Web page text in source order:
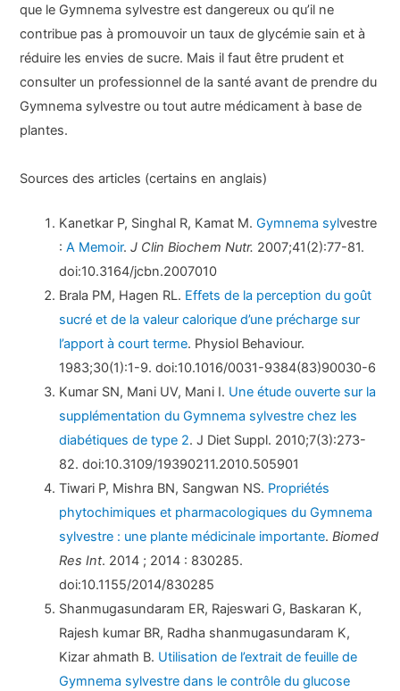
que le Gymnema sylvestre est dangereux ou qu’il ne
contribue pas à promouvoir un taux de glycémie sain et à
réduire les envies de sucre. Mais il faut être prudent et
consulter un professionnel de la santé avant de prendre du
Gymnema sylvestre ou tout autre médicament à base de
plantes.
Sources des articles (certains en anglais)
Kanetkar P, Singhal R, Kamat M.Gymnema sylvestre
:A Memoir.J Clin Biochem Nutr. 2007;41(2):77-81.
doi:10.3164/jcbn.2007010
Brala PM, Hagen RL. Effets de la perception du goût
sucré et de la valeur calorique d’une précharge sur
l’apport à court terme. Physiol Behaviour.
1983;30(1):1-9. doi:10.1016/0031-9384(83)90030-6
Kumar SN, Mani UV, Mani I. Une étude ouverte sur la
supplémentation du Gymnema sylvestre chez les
diabétiques de type 2. J Diet Suppl. 2010;7(3):273-
82. doi:10.3109/19390211.2010.505901
Tiwari P, Mishra BN, Sangwan NS. Propriétés
phytochimiques et pharmacologiques du Gymnema
sylvestre : une plante médicinale importante.Biomed
Res Int. 2014 ; 2014 : 830285.
doi:10.1155/2014/830285
Shanmugasundaram ER, Rajeswari G, Baskaran K,
Rajesh kumar BR, Radha shanmugasundaram K,
Kizar ahmath B. Utilisation de l’extrait de feuille de
Gymnema sylvestre dans le contrôle du glucose